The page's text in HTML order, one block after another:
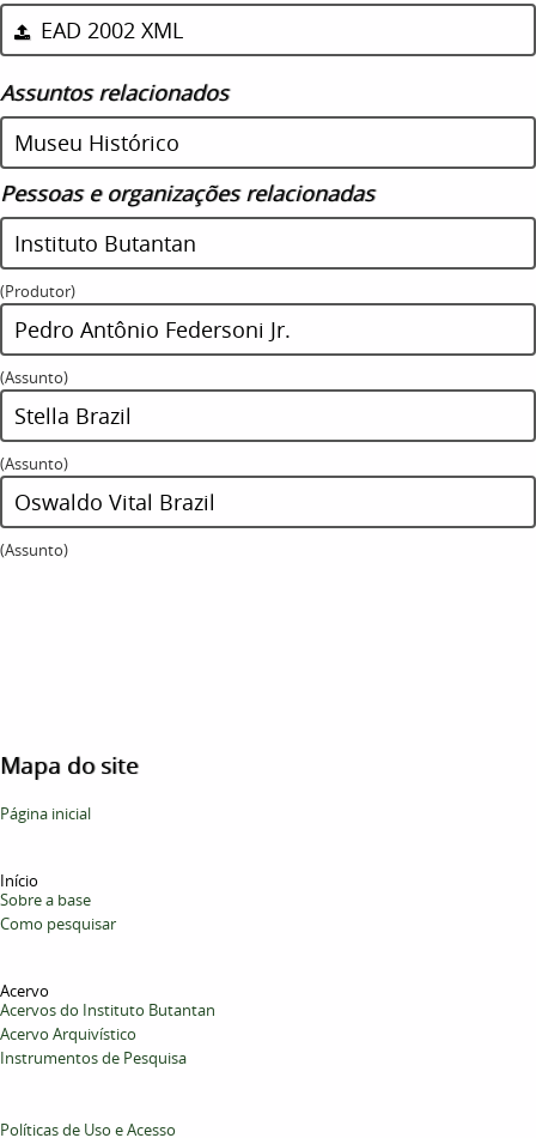
EAD 2002 XML
Assuntos relacionados
Museu Histórico
Pessoas e organizações relacionadas
Instituto Butantan
(Produtor)
Pedro Antônio Federsoni Jr.
(Assunto)
Stella Brazil
(Assunto)
Oswaldo Vital Brazil
(Assunto)
Mapa do site
Página inicial
Início
Sobre a base
Como pesquisar
Acervo
Acervos do Instituto Butantan
Acervo Arquivístico
Instrumentos de Pesquisa
Políticas de Uso e Acesso